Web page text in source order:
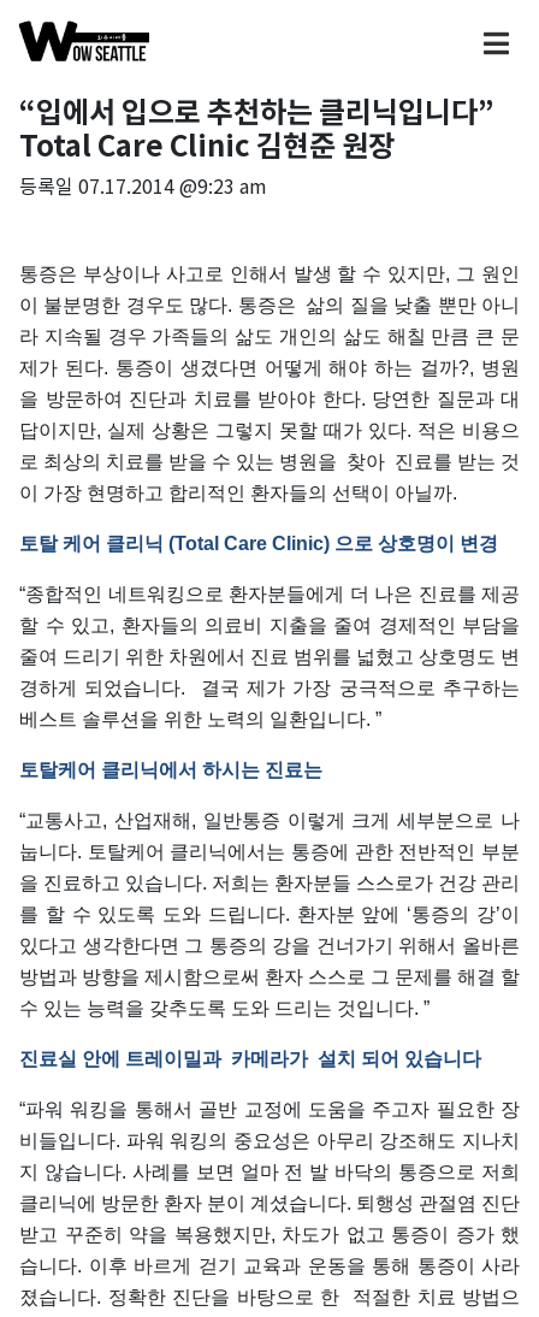
“입에서 입으로 추천하는 클리닉입니다”
Total Care Clinic 김현준 원장
등록일 07.17.2014 @9:23 am
통증은 부상이나 사고로 인해서 발생 할 수 있지만, 그 원인
이 불분명한 경우도 많다. 통증은 삶의 질을 낮출 뿐만 아니
라 지속될 경우 가족들의 삶도 개인의 삶도 해칠 만큼 큰 문
제가 된다. 통증이 생겼다면 어떻게 해야 하는 걸까?, 병원
을 방문하여 진단과 치료를 받아야 한다. 당연한 질문과 대
답이지만, 실제 상황은 그렇지 못할 때가 있다. 적은 비용으
로 최상의 치료를 받을 수 있는 병원을 찾아 진료를 받는 것
이 가장 현명하고 합리적인 환자들의 선택이 아닐까.
토탈 케어 클리닉 (Total Care Clinic) 으로 상호명이 변경
“종합적인 네트워킹으로 환자분들에게 더 나은 진료를 제공
할 수 있고, 환자들의 의료비 지출을 줄여 경제적인 부담을
줄여 드리기 위한 차원에서 진료 범위를 넓혔고 상호명도 변
경하게 되었습니다. 결국 제가 가장 궁극적으로 추구하는
베스트 솔루션을 위한 노력의 일환입니다. ”
토탈케어 클리닉에서 하시는 진료는
“교통사고, 산업재해, 일반통증 이렇게 크게 세부분으로 나
눕니다. 토탈케어 클리닉에서는 통증에 관한 전반적인 부분
을 진료하고 있습니다. 저희는 환자분들 스스로가 건강 관리
를 할 수 있도록 도와 드립니다. 환자분 앞에 ‘통증의 강’이
있다고 생각한다면 그 통증의 강을 건너가기 위해서 올바른
방법과 방향을 제시함으로써 환자 스스로 그 문제를 해결 할
수 있는 능력을 갖추도록 도와 드리는 것입니다. ”
진료실 안에 트레이밀과 카메라가 설치 되어 있습니다
“파워 워킹을 통해서 골반 교정에 도움을 주고자 필요한 장
비들입니다. 파워 워킹의 중요성은 아무리 강조해도 지나치
지 않습니다. 사례를 보면 얼마 전 발 바닥의 통증으로 저희
클리닉에 방문한 환자 분이 계셨습니다. 퇴행성 관절염 진단
받고 꾸준히 약을 복용했지만, 차도가 없고 통증이 증가 했
습니다. 이후 바르게 걷기 교육과 운동을 통해 통증이 사라
졌습니다. 정확한 진단을 바탕으로 한 적절한 치료 방법으